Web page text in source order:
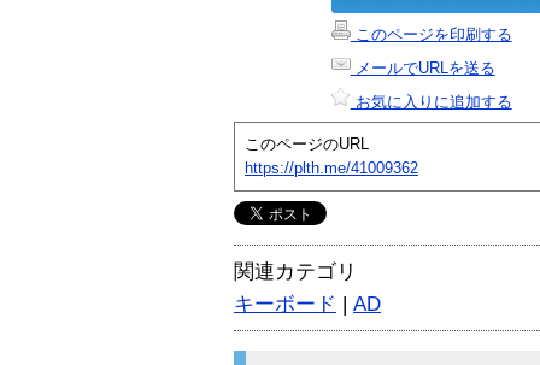
このページを印刷する
メールでURLを送る
お気に入りに追加する
このページのURL
https://plth.me/41009362
関連カテゴリ
キーボード | AD